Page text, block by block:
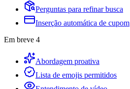
Perguntas para refinar busca
Inserção automática de cupom
Em breve 4
Abordagem proativa
Lista de emojis permitidos